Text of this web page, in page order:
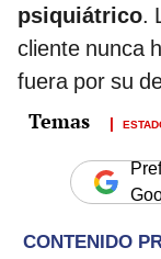
psiquiátrico.
cliente nunca
fuera por su